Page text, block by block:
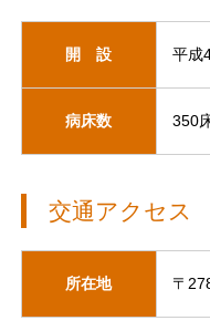
開 設 平成
病床数 350
交通アクセス
所在地 〒